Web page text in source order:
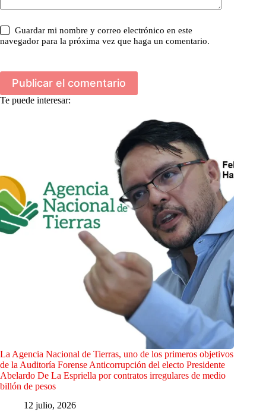
Guardar mi nombre y correo electrónico en este
navegador para la próxima vez que haga un comentario.
Publicar el comentario
Te puede interesar:
La Agencia Nacional de Tierras, uno de los primeros objetivos
de la Auditoría Forense Anticorrupción del electo Presidente
Abelardo De La Espriella por contratos irregulares de medio
billón de pesos
12 julio, 2026